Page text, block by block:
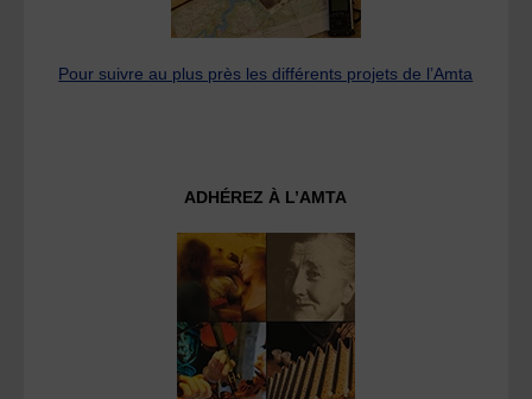
Pour suivre au plus près les différents projets de l’Amta
ADHÉREZ À L’AMTA